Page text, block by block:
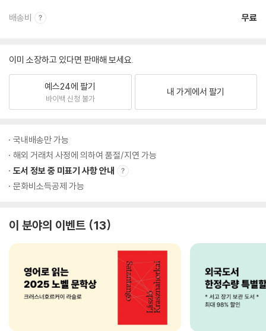
배송비 무료
이미 소장하고 있다면 판매해 보세요.
예스24에 팔기
바이백 신청 불가
내 가게에서 팔기
국내배송만 가능
해외 거래처 사정에 의하여 품절/지연 가능
도서 정보 중 미표기 사항 안내
문화비소득공제 가능
이 분야의 이벤트 13